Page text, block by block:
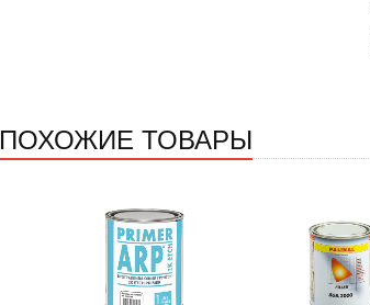
ПОХОЖИЕ ТОВАРЫ